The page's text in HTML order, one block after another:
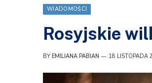
WIADOMOŚCI
Rosyjskie
BY EMILIANA PABIAN 18 LISTOPADA